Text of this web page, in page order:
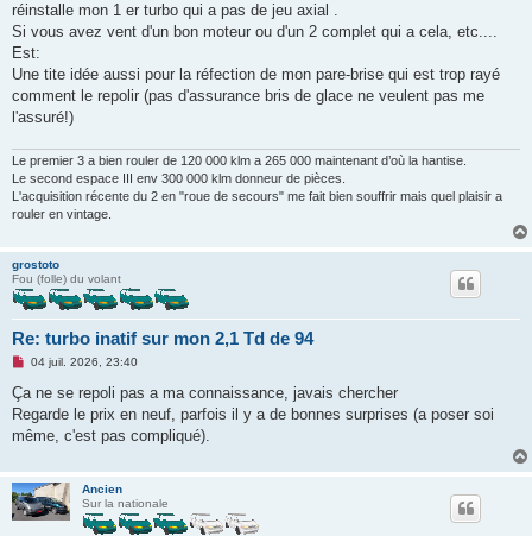
a
g
n
o
l
u
réinstalle mon 1 er turbo qui a pas de jeu axial .
Si vous avez vent d'un bon moteur ou d'un 2 complet qui a cela, etc....
Est:
Une tite idée aussi pour la réfection de mon pare-brise qui est trop rayé
comment le repolir (pas d'assurance bris de glace ne veulent pas me
l'assuré!)
Le premier 3 a bien rouler de 120 000 klm a 265 000 maintenant d’où la hantise.
Le second espace III env 300 000 klm donneur de pièces.
L'acquisition récente du 2 en "roue de secours" me fait bien souffrir mais quel plaisir a
rouler en vintage.
grostoto
Fou (folle) du volant
Re: turbo inatif sur mon 2,1 Td de 94
M
s
a
g
o
n
l
u
04 juil. 2026, 23:40
Ça ne se repoli pas a ma connaissance, javais chercher
Regarde le prix en neuf, parfois il y a de bonnes surprises (a poser soi
même, c'est pas compliqué).
Ancien
Sur la nationale